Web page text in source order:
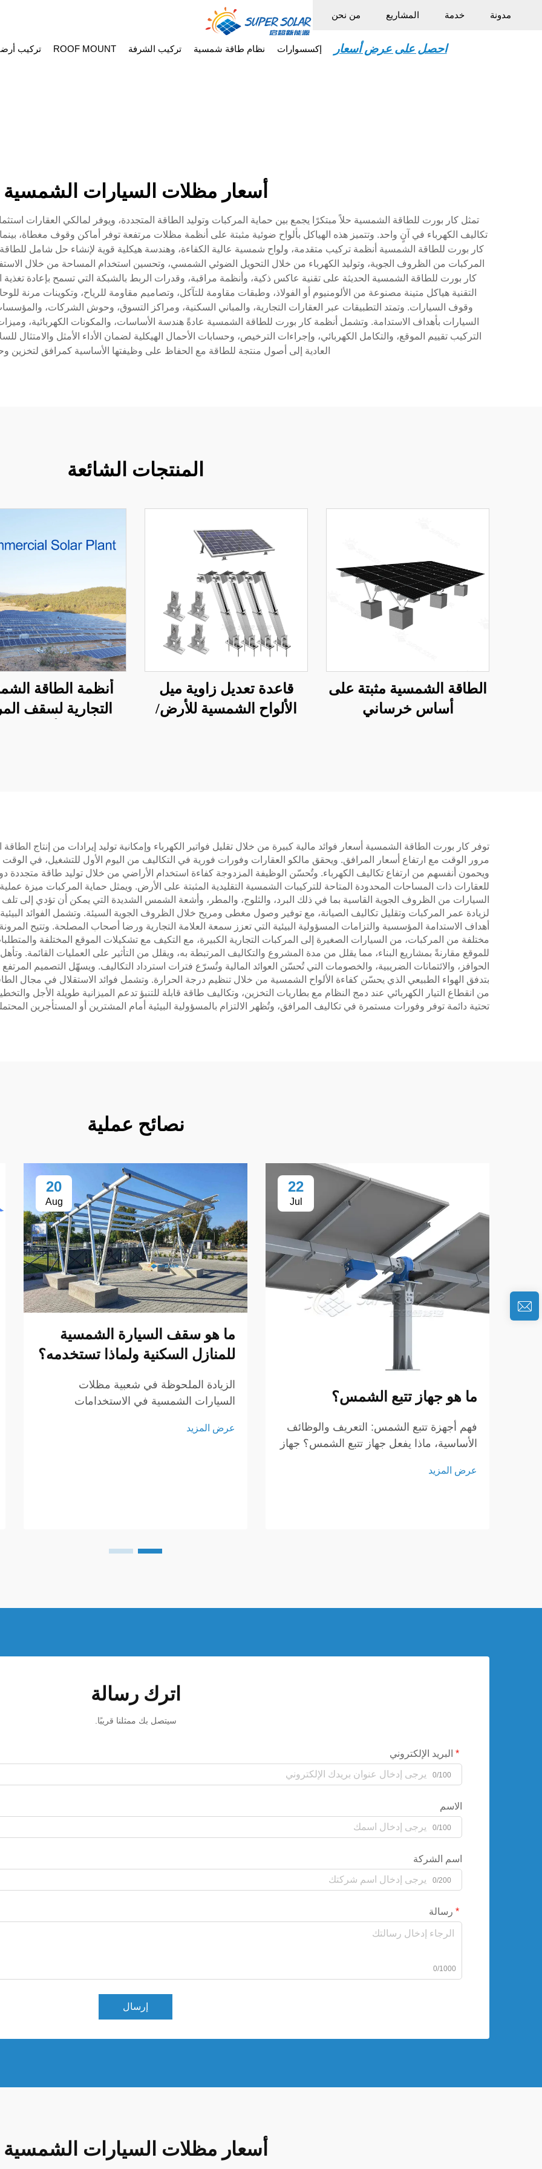
من نحن المشاريع خدمة مدونة
تركيب ROOF MOUNT تركيب الشرفة نظام طاقة شمسية إكسسوارات احصل على عرض أسعار
أسعار مظلات السيارات الشمسية
تمثل كار بورت للطاقة الشمسية حلاً مبتكرًا يجمع بين حماية المركبات وتوليد الطاقة المتجددة، ويوفر لمالكي العقارات
تكاليف الكهرباء في آنٍ واحد. وتتميز هذه الهياكل بألواح ضوئية مثبتة على أنظمة مظلات مرتفعة توفر أماكن وقوف مغطاة،
كار بورت للطاقة الشمسية أنظمة تركيب متقدمة، ولواح شمسية عالية الكفاءة، وهندسة هيكلية قوية لإنشاء حل شامل
المركبات من الظروف الجوية، وتوليد الكهرباء من خلال التحويل الضوئي الشمسي، وتحسين استخدام المساحة من خلال
كار بورت للطاقة الشمسية الحديثة على تقنية عاكس ذكية، وأنظمة مراقبة، وقدرات الربط بالشبكة التي تسمح بإعادة تغذية
التقنية هياكل متينة مصنوعة من الألومنيوم أو الفولاذ، وطبقات مقاومة للتآكل، وتصاميم مقاومة للرياح، وتكوينات مرنة
وقوف السيارات. وتمتد التطبيقات عبر العقارات التجارية، والمباني السكنية، ومراكز التسوق، وحوش الشركات،
السيارات بأهداف الاستدامة. وتشمل أنظمة كار بورت للطاقة الشمسية عادةً هندسة الأساسات، والمكونات الكهربائية،
التركيب تقييم الموقع، والتكامل الكهربائي، وإجراءات الترخيص، وحسابات الأحمال الهيكلية لضمان الأداء الأمثل
العادية إلى أصول منتجة للطاقة مع الحفاظ على وظيفتها الأساسية كمرافق لتخزين
المنتجات الشائعة
الطاقة الشمسية مثبتة على
أساس خرساني
قاعدة تعديل زاوية ميل
الألواح الشمسية للأرض/
أنظمة الطاقة
التجارية لسقف
توفر كار بورت الطاقة الشمسية أسعار فوائد مالية كبيرة من خلال تقليل فواتير الكهرباء وإمكانية توليد إيرادات من إنتاج
مرور الوقت مع ارتفاع أسعار المرافق. ويحقق مالكو العقارات وفورات فورية في التكاليف من اليوم الأول للتشغيل، في
ويحمون أنفسهم من ارتفاع تكاليف الكهرباء. وتُحسّن الوظيفة المزدوجة كفاءة استخدام الأراضي من خلال توليد طاقة متجددة
للعقارات ذات المساحات المحدودة المتاحة للتركيبات الشمسية التقليدية المثبتة على الأرض. ويمثل حماية المركبات ميزة
السيارات من الظروف الجوية القاسية بما في ذلك البرد، والثلوج، والمطر، وأشعة الشمس الشديدة التي يمكن أن تؤدي إلى تلف
لزيادة عمر المركبات وتقليل تكاليف الصيانة، مع توفير وصول مغطى ومريح خلال الظروف الجوية السيئة. وتشمل الفوائد
أهداف الاستدامة المؤسسية والتزامات المسؤولية البيئية التي تعزز سمعة العلامة التجارية ورضا أصحاب المصلحة. وتتيح
مختلفة من المركبات، من السيارات الصغيرة إلى المركبات التجارية الكبيرة، مع التكيف مع تشكيلات الموقع المختلفة
للموقع مقارنةً بمشاريع البناء، مما يقلل من مدة المشروع والتكاليف المرتبطة به، ويقلل من التأثير على العمليات
الحوافز، والائتمانات الضريبية، والخصومات التي تُحسّن العوائد المالية وتُسرّع فترات استرداد التكاليف. ويسهّل التصميم
بتدفق الهواء الطبيعي الذي يحسّن كفاءة الألواح الشمسية من خلال تنظيم درجة الحرارة. وتشمل فوائد الاستقلال في مجال
من انقطاع التيار الكهربائي عند دمج النظام مع بطاريات التخزين، وتكاليف طاقة قابلة للتنبؤ تدعم الميزانية طويلة الأجل
تحتية دائمة توفر وفورات مستمرة في تكاليف المرافق، وتُظهر الالتزام بالمسؤولية البيئية أمام المشترين أو المستأجرين
نصائح عملية
22
Jul
ما هو جهاز تتبع الشمس؟
فهم أجهزة تتبع الشمس: التعريف والوظائف
الأساسية، ماذا يفعل جهاز تتبع الشمس؟ جهاز
أداء الألواح الشمسية من خلال توجيهها نحو
عرض المزيد
20
Aug
ما هو سقف السيارة الشمسية
للمنازل السكنية ولماذا تستخدمه؟
الزيادة الملحوظة في شعبية مظلات
السيارات الشمسية في الاستخدامات
لخفض تكاليف الطاقة والتحول إلى نمط حياة
عرض المزيد
اترك رسالة
سيتصل بك ممثلنا قريبًا.
البريد الإلكتروني
0/100
الاسم
0/100
اسم الشركة
0/200
رسالة
0/1000
إرسال
أسعار مظلات السيارات الشمسية